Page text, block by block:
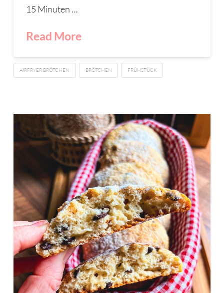
15 Minuten …
Read More
AIRFRYER BRÖTCHEN BRÖTCHEN FRÜHSTÜCK